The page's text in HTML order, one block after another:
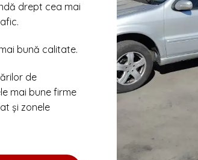
drept cea mai
bună calitate.
de
mai bune firme
și zonele